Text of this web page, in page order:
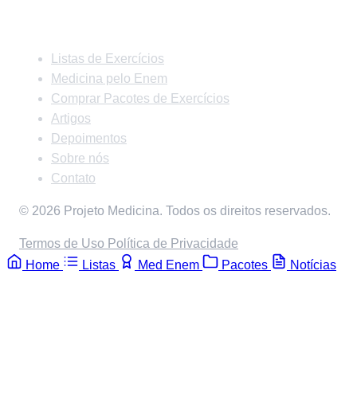
Listas de Exercícios
Medicina pelo Enem
Comprar Pacotes de Exercícios
Artigos
Depoimentos
Sobre nós
Contato
© 2026 Projeto Medicina. Todos os direitos reservados.
Termos de Uso Política de Privacidade
Home
Listas Med Enem Pacotes Notícias